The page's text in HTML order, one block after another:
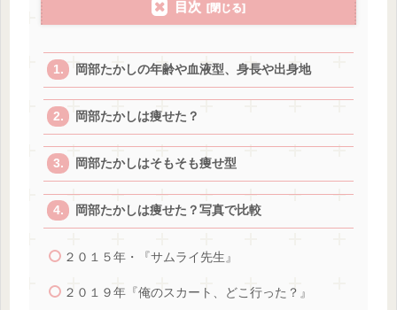
目次
岡部たかしの年齢や血液型、身長や出身地
岡部たかしは痩せた？
岡部たかしはそもそも痩せ型
岡部たかしは痩せた？写真で比較
２０１５年・『サムライ先生』
２０１９年『俺のスカート、どこ行った？』